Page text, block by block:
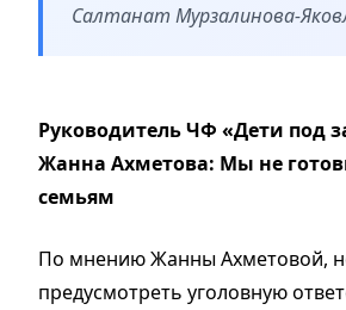
Салтанат Мурзалинова-
Руководитель ЧФ «Дети под
Жанна Ахметова: Мы не
семьям
По мнению Жанны Ахметовой,
предусмотреть уголовную